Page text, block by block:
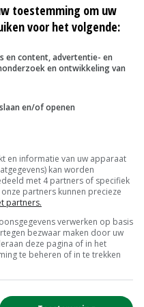
bloemen gericht
de afgelopen
duur.
alternatieven.
faciliteiten,
worden vijf soorten
De
Deze
Nederland met
toestemming om uw
voor het volgende:
en content, advertentie- en
en ontwikkeling van
en/of openen
en informatie van uw apparaat
kan worden
met 4 partners of specifiek
partners kunnen precieze
partners.
verwerken op basis
bezwaar maken door uw
deze pagina of in het
te beheren of in te trekken